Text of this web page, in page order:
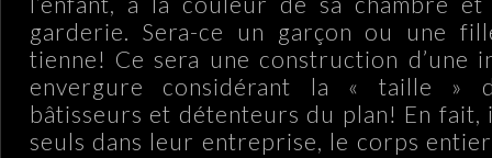
garderie. Sera-ce un garçon ou une
tienne! Ce sera une construction d’une
envergure considérant la « taille »
bâtisseurs et détenteurs du plan! En fait,
seuls dans leur entreprise, le corps